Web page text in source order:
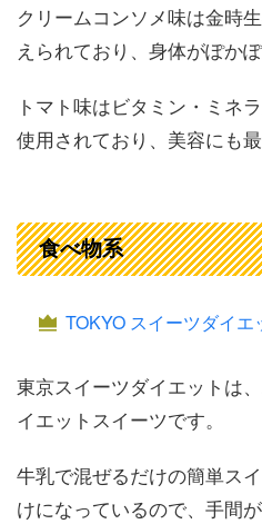
クリームコンソメ味は金時
えられており、身体がぽか
トマト味はビタミン・ミネ
使用されており、美容にも最
食べ物系
TOKYO スイーツダイエ
東京スイーツダイエットは
イエットスイーツです。
牛乳で混ぜるだけの簡単ス
けになっているので、手間